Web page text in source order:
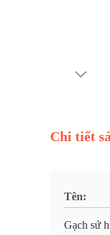
Chi tiết
Tên:
Gạch sứ